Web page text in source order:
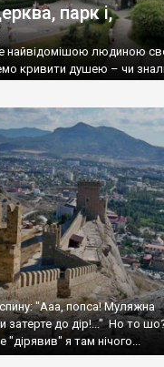
парк і,
найвідомішою людиною
кривити душею – чи
"Ааа, попса! Муляжна
затерте до дір!..." Но то
"дірявив" я там нічого...